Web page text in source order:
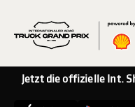
Jetzt die offizielle Int.